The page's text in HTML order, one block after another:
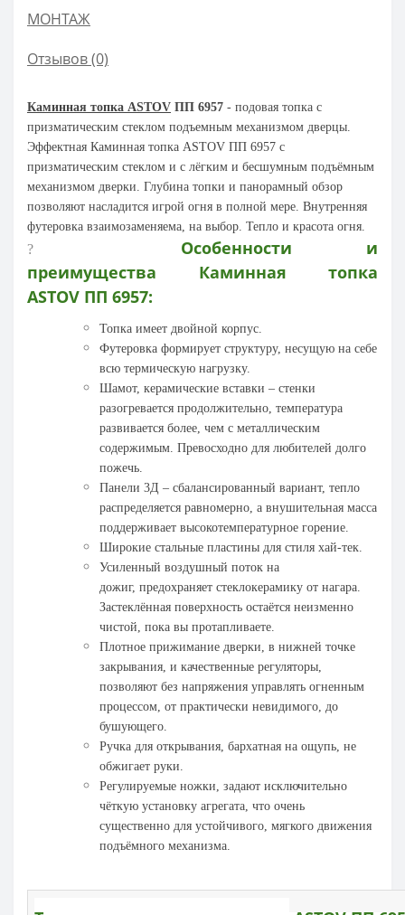
МОНТАЖ
Отзывов (0)
Каминная топка ASTOV ПП 6957 - подовая топка с
призматическим стеклом подъемным механизмом дверцы.
Эффектная Каминная топка ASTOV ПП 6957 с
призматическим стеклом и с лёгким и бесшумным подъёмным
механизмом дверки. Глубина топки и панорамный обзор
позволяют насладится игрой огня в полной мере. Внутренняя
футеровка взаимозаменяема, на выбор. Тепло и красота огня.
?
Особенности и
преимущества Каминная топка
ASTOV ПП 6957:
Топка имеет двойной корпус.
Футеровка формирует структуру, несущую на себе
всю термическую нагрузку.
Шамот, керамические вставки – стенки
разогревается продолжительно, температура
развивается более, чем с металлическим
содержимым. Превосходно для любителей долго
пожечь.
Панели 3Д – сбалансированный вариант, тепло
распределяется равномерно, а внушительная масса
поддерживает высокотемпературное горение.
Широкие стальные пластины для стиля хай-тек.
Усиленный воздушный поток на
дожиг, предохраняет стеклокерамику от нагара.
Застеклённая поверхность остаётся неизменно
чистой, пока вы протапливаете.
Плотное прижимание дверки, в нижней точке
закрывания, и качественные регуляторы,
позволяют без напряжения управлять огненным
процессом, от практически невидимого, до
бушующего.
Ручка для открывания, бархатная на ощупь, не
обжигает руки.
Регулируемые ножки, задают исключительно
чёткую установку агрегата, что очень
существенно для устойчивого, мягкого движения
подъёмного механизма.